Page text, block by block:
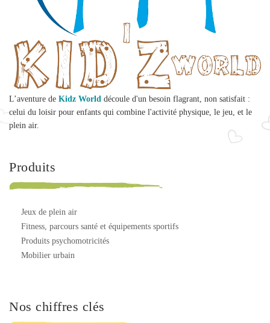
L’aventure de Kidz World découle d'un besoin flagrant, non satisfait :
celui du loisir pour enfants qui combine l'activité physique, le jeu, et le
plein air.
Produits
jeux de plein air
fitness, parcours santé et équipements sportifs
produits psychomotricités
mobilier urbain
Nos chiffres clés